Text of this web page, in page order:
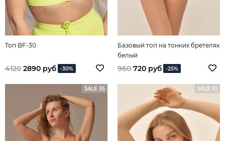
Топ BF-30
4120 2890 руб -30%
Базовый топ на тонких бретелях
белый
960 720 руб -25%
SALE 35 SALE 10